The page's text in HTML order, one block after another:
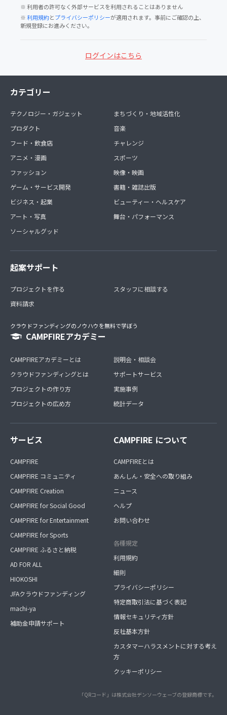
※ 利用者の許可なく外部サービスを利用されることはありません
※利用規約とプライバシーポリシーが適用されます。事前にご確認の上、
新規登録にお進みください。
ログインはこちら
カテゴリー
テクノロジー・ガジェット
プロダクト
フード・飲食店
アニメ・漫画
ファッション
ゲーム・サービス開発
ビジネス・起業
アート・写真
ソーシャルグッド
まちづくり・地域活性化
音楽
チャレンジ
スポーツ
映像・映画
書籍・雑誌出版
ビューティー・ヘルスケア
舞台・パフォーマンス
起案サポート
プロジェクトを作る
資料請求
スタッフに相談する
クラウドファンディングのノウハウを無料で学ぼう
CAMPFIREアカデミー
CAMPFIREアカデミーとは
クラウドファンディングとは
プロジェクトの作り方
プロジェクトの広め方
説明会・相談会
サポートサービス
実施事例
統計データ
サービス
CAMPFIRE
CAMPFIRE コミュニティ
CAMPFIRE Creation
CAMPFIRE for Social Good
CAMPFIRE for Entertainment
CAMPFIRE for Sports
CAMPFIRE ふるさと納税
AD FOR ALL
HIOKOSHI
JFAクラウドファンディング
machi-ya
補助金申請サポート
CAMPFIRE について
CAMPFIREとは
あんしん・安全への取り組み
ニュース
ヘルプ
お問い合わせ
各種規定
利用規約
細則
プライバシーポリシー
特定商取引法に基づく表記
情報セキュリティ方針
反社基本方針
カスタマーハラスメントに対する考え
方
クッキーポリシー
「QRコード」は株式会社デンソーウェーブの登録商標です。